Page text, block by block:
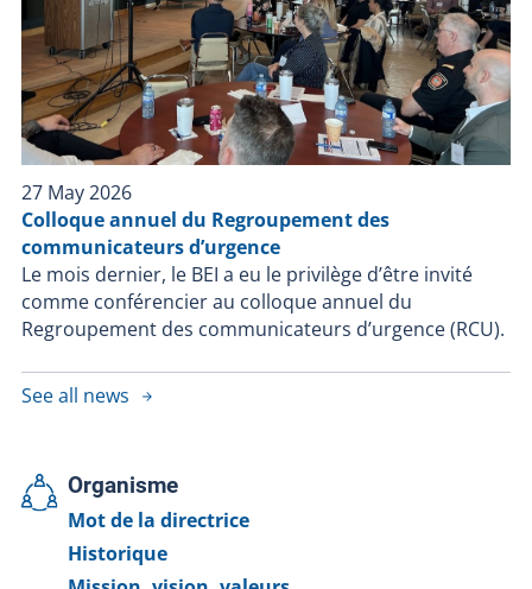
27 May 2026
Colloque annuel du Regroupement des
communicateurs d’urgence
Le mois dernier, le BEI a eu le privilège d’être invité
comme conférencier au colloque annuel du
Regroupement des communicateurs d’urgence (RCU).
See all news
Organisme
Mot de la directrice
Historique